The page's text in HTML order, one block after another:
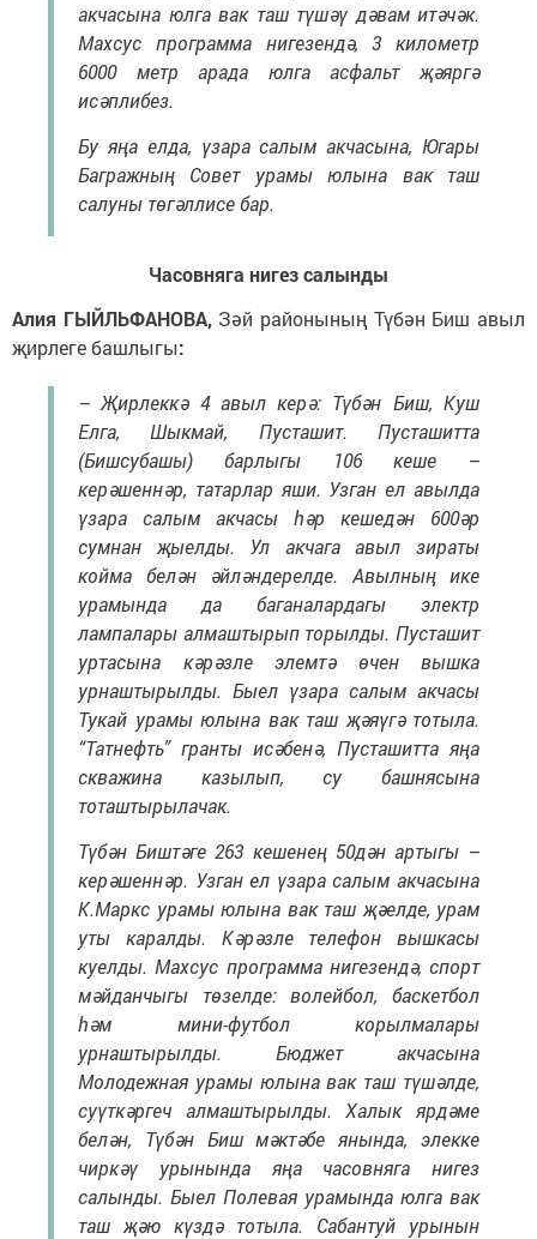
акчасына юлга вак таш түшәү дәвам итәчәк.
Махсус программа нигезендә, 3 километр
6000 метр арада юлга асфальт җәяргә
исәплибез.
Бу яңа елда, үзара салым акчасына, Югары
Багражның Совет урамы юлына вак таш
салуны төгәллисе бар.
Часовняга нигез салынды
Алия ГЫЙЛЬФАНОВА, Зәй районының Түбән Биш авыл
җирлеге башлыгы:
– Җирлеккә 4 авыл керә: Түбән Биш, Куш
Елга, Шыкмай, Пусташит. Пусташитта
(Бишсубашы) барлыгы 106 кеше –
керәшеннәр, татарлар яши. Узган ел авылда
үзара салым акчасы һәр кешедән 600әр
сумнан җыелды. Ул акчага авыл зираты
койма белән әйләндерелде. Авылның ике
урамында да баганалардагы электр
лампалары алмаштырып торылды. Пусташит
уртасына кәрәзле элемтә өчен вышка
урнаштырылды. Быел үзара салым акчасы
Тукай урамы юлына вак таш җәяүгә тотыла.
“Татнефть” гранты исәбенә, Пусташитта яңа
скважина казылып, су башнясына
тоташтырылачак.
Түбән Биштәге 263 кешенең 50дән артыгы –
керәшеннәр. Узган ел үзара салым акчасына
К.Маркс урамы юлына вак таш җәелде, урам
уты каралды. Кәрәзле телефон вышкасы
куелды. Махсус программа нигезендә, спорт
мәйданчыгы төзелде: волейбол, баскетбол
һәм мини-футбол корылмалары
урнаштырылды. Бюджет акчасына
Молодежная урамы юлына вак таш түшәлде,
суүткәргеч алмаштырылды. Халык ярдәме
белән, Түбән Биш мәктәбе янында, элекке
чиркәү урынында яңа часовняга нигез
салынды. Быел Полевая урамында юлга вак
таш җәю күздә тотыла. Сабантуй урынын